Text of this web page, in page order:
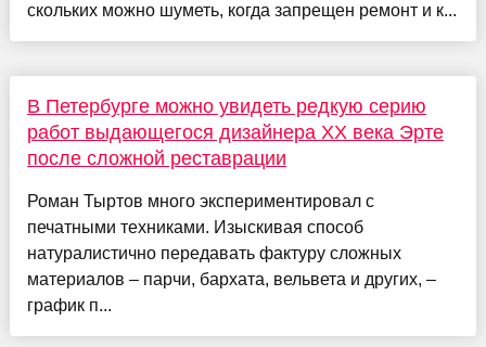
скольких можно шуметь, когда запрещен ремонт и к...
В Петербурге можно увидеть редкую серию
работ выдающегося дизайнера ХХ века Эрте
после сложной реставрации
Роман Тыртов много экспериментировал с
печатными техниками. Изыскивая способ
натуралистично передавать фактуру сложных
материалов – парчи, бархата, вельвета и других, –
график п...